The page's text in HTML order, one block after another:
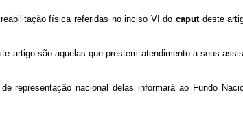
física referidas no inciso VI do caputdeste
artigo são aquelas que prestem atendimento a seus
nacional delas informará ao Fundo